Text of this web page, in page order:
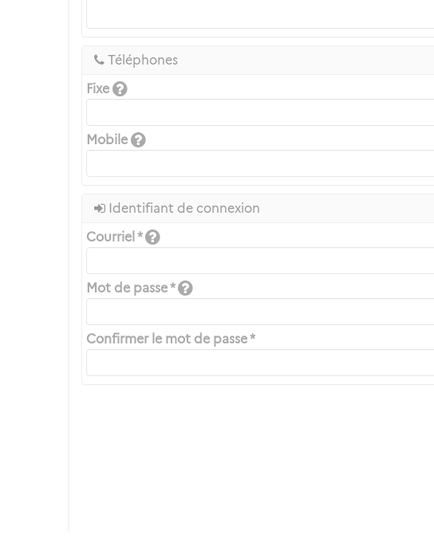
Téléphones
Fixe
Mobile
Identifiant de connexion
Courriel *
Mot de passe *
Confirmer le mot de passe *